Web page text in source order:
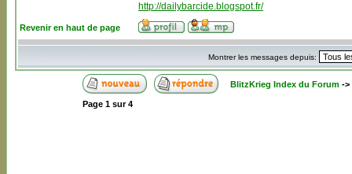
http://dailybarcide.blogspot.fr/
Revenir en haut de page
Montrer les messages depuis:
BlitzKrieg Index du Forum->
Page 1sur4